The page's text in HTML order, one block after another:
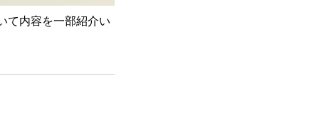
て内容を一部紹介い